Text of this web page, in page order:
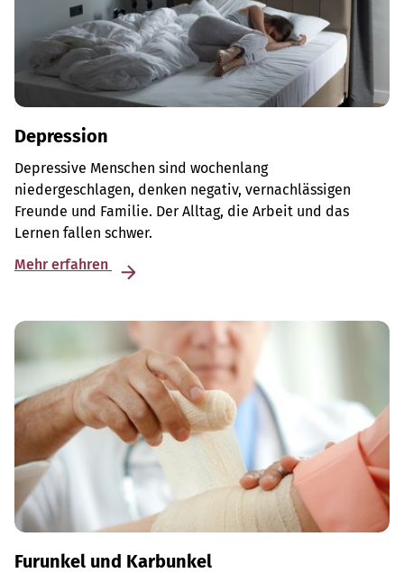
Depression
Depressive Menschen sind wochenlang
niedergeschlagen, denken negativ, vernachlässigen
Freunde und Familie. Der Alltag, die Arbeit und das
Lernen fallen schwer.
Mehr erfahren
Furunkel und Karbunkel